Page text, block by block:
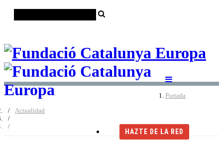
HAZTE DE LA RED
Portada
Actualidad